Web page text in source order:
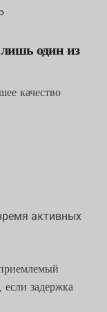
один из
качество
активных
задержка